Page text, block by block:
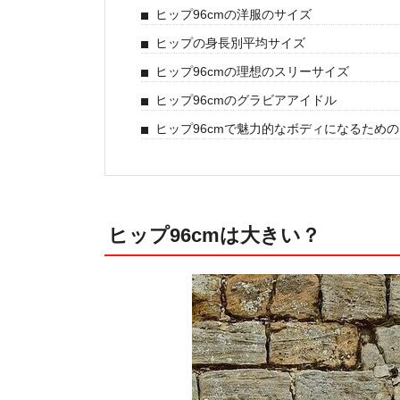
ヒップ96cmの洋服のサイズ
ヒップの身長別平均サイズ
ヒップ96cmの理想のスリーサイズ
ヒップ96cmのグラビアアイドル
ヒップ96cmで魅力的なボディになるため
ヒップ96cmは大きい？